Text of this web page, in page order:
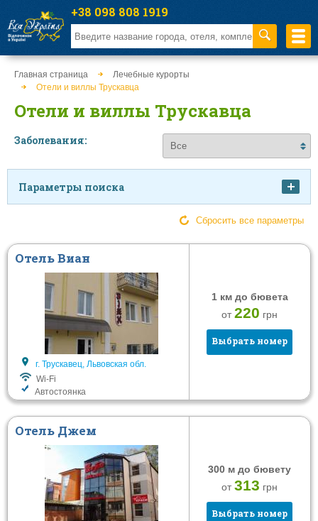
Главная страница
Лечебные курорты
Отели и виллы Трускавца
Отели и виллы Трускавца
Заболевания:
Отель Виан
г. Трускавец, Львовская обл.
Wi-Fi
Автостоянка
1 км до бювета
от220 грн
Выбрать номер
Отель Джем
300 м до бювету
от313 грн
Выбрать номер
Параметры поиска
от к
Тип заведения
Отель
Вилла
Питание
Без питания
Завтрак
Полный пансион
Шведский стол
Сауна
Тренажерный зал
Детская комната
Сбросить все параметры
+38 098 808 1919